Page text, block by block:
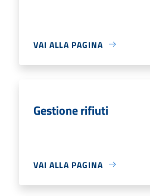
VAI ALLA PAGINA
Gestione rifiuti
VAI ALLA PAGINA